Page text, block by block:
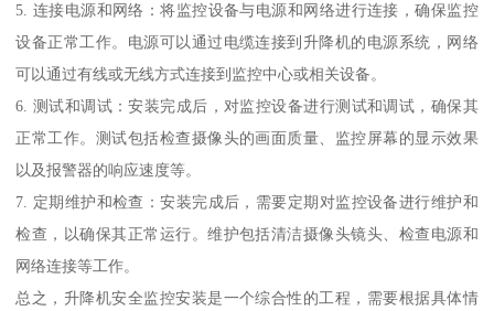
5. 连接电源和网络：将监控设备与电源和网络进行连接，确保监控
设备正常工作。电源可以通过电缆连接到升降机的电源系统，网络
可以通过有线或无线方式连接到监控中心或相关设备。
6. 测试和调试：安装完成后，对监控设备进行测试和调试，确保其
正常工作。测试包括检查摄像头的画面质量、监控屏幕的显示效果
以及报警器的响应速度等。
7. 定期维护和检查：安装完成后，需要定期对监控设备进行维护和
检查，以确保其正常运行。维护包括清洁摄像头镜头、检查电源和
网络连接等工作。
总之，升降机安全监控安装是一个综合性的工程，需要根据具体情